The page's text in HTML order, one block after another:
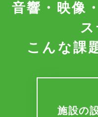
音響・映像
こんな課
施設の